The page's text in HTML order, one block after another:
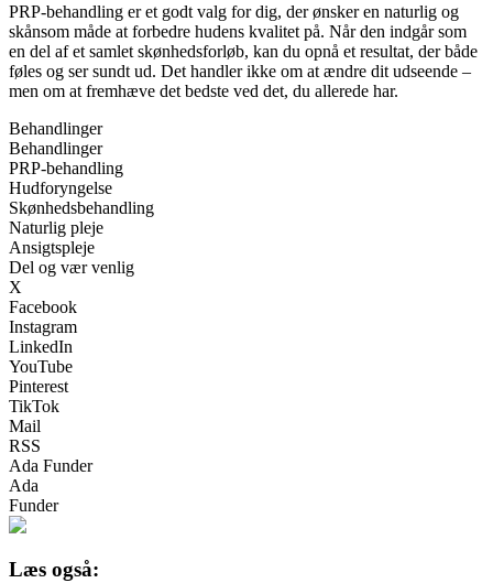
PRP-behandling er et godt valg for dig, der ønsker en naturlig og
skånsom måde at forbedre hudens kvalitet på. Når den indgår som
en del af et samlet skønhedsforløb, kan du opnå et resultat, der både
føles og ser sundt ud. Det handler ikke om at ændre dit udseende –
men om at fremhæve det bedste ved det, du allerede har.
Behandlinger
Behandlinger
PRP-behandling
Hudforyngelse
Skønhedsbehandling
Naturlig pleje
Ansigtspleje
Del og vær venlig
X
Facebook
Instagram
LinkedIn
YouTube
Pinterest
TikTok
Mail
RSS
Ada Funder
Ada
Funder
Læs også: